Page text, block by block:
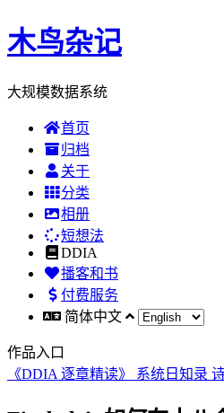
木鸟杂记
大规模数据系统
首页
归档
关于
分类
相册
短想法
DDIA
播客和书
付费服务
简体中文
作品入口
《DDIA 逐章精读》 系统日知录